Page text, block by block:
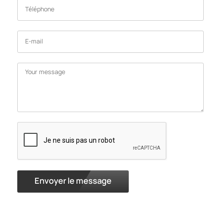
Envoyer le message